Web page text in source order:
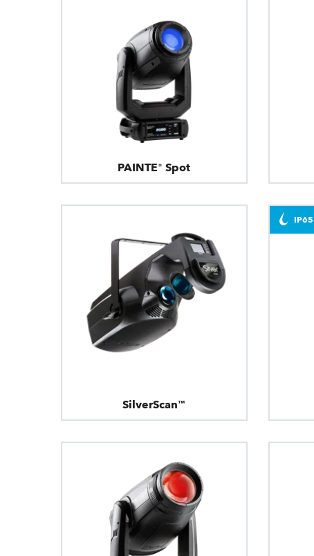
PAINTE® Spot
SilverScan™
IP65